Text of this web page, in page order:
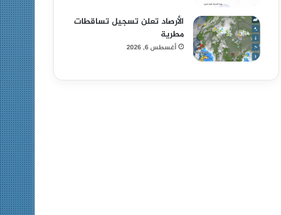
الأرصاد تعلن تسجيل تساقطات
مطرية
أغسطس 6, 2026